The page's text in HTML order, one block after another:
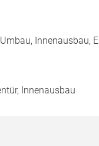
Innenausbau,
Innenausbau